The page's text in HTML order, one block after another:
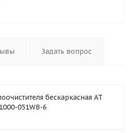
Задать вопрос
бескаркасная AT
051WB-6